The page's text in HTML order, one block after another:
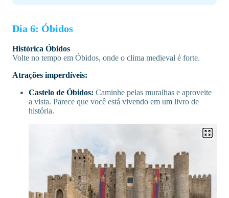
Dia 6: Óbidos
Histórica Óbidos
Volte no tempo em Óbidos, onde o clima medieval é forte.
Atrações imperdíveis:
Castelo de Óbidos: Caminhe pelas muralhas e aproveite
a vista. Parece que você está vivendo em um livro de
história.